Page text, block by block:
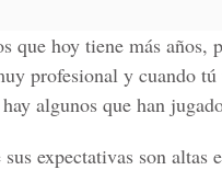
que hoy tiene más años,
profesional y cuando
algunos que han
expectativas son